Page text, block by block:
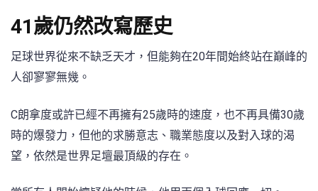
41歲仍然改寫歷史
足球世界從來不缺乏天才，但能夠在20年間始終站在巔峰的
人卻寥寥無幾。
C朗拿度或許已經不再擁有25歲時的速度，也不再具備30歲
時的爆發力，但他的求勝意志、職業態度以及對入球的渴
望，依然是世界足壇最頂級的存在。